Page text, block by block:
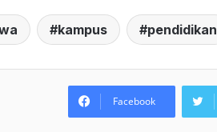
kampus pendidikan
Facebook